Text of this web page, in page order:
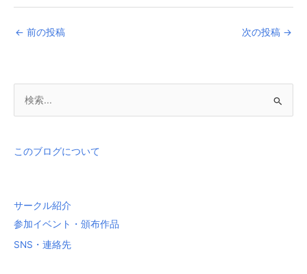
← 前の投稿 次の投稿 →
象
このブログについて
サークル紹介
参加イベント・頒布作品
SNS・連絡先